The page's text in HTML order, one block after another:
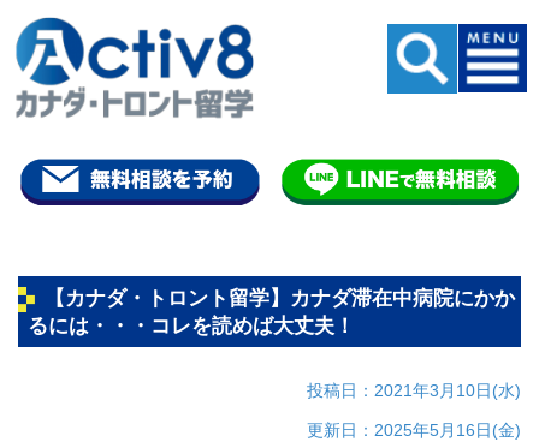
【カナダ・トロント留学】カナダ滞在中病院にかか
るには・・・コレを読めば大丈夫！
投稿日：2021年3月10日(水)
更新日：2025年5月16日(金)